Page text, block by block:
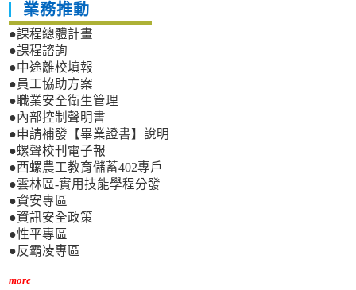
業務推動
●課程總體計畫
●課程諮詢
●中途離校填報
●員工協助方案
●職業安全衛生管理
●內部控制聲明書
●申請補發【畢業證書】說明
●螺聲校刊電子報
●西螺農工教育儲蓄402專戶
●雲林區-實用技能學程分發
●資安專區
●資訊安全政策
●性平專區
●反霸凌專區
more